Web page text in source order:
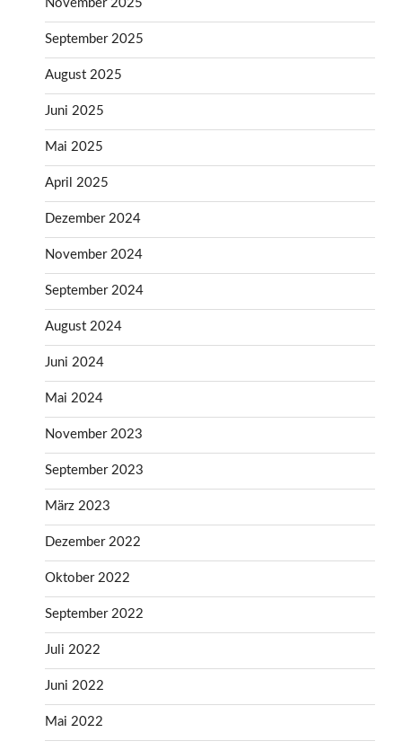
November 2025
September 2025
August 2025
Juni 2025
Mai 2025
April 2025
Dezember 2024
November 2024
September 2024
August 2024
Juni 2024
Mai 2024
November 2023
September 2023
März 2023
Dezember 2022
Oktober 2022
September 2022
Juli 2022
Juni 2022
Mai 2022